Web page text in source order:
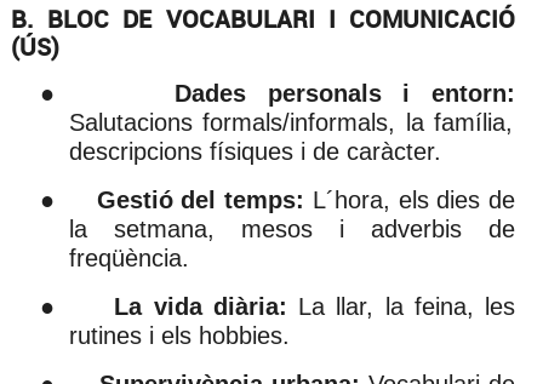
B. BLOC DE VOCABULARI I COMUNICACIÓ
(ÚS)
●
Dades personals i entorn:
Salutacions formals/informals, la família,
descripcions físiques i de caràcter.
●
Gestió del temps: L´hora, els dies de
la setmana, mesos i adverbis de
freqüència.
●
La vida diària: La llar, la feina, les
rutines i els hobbies.